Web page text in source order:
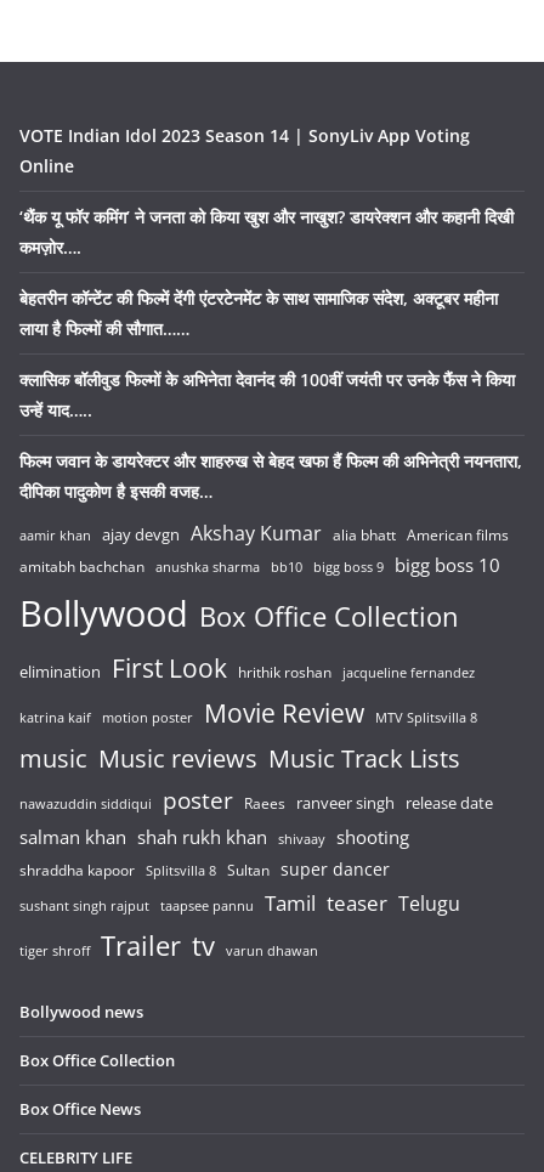
VOTE Indian Idol 2023 Season 14 | SonyLiv App Voting
Online
‘थैंक यू फॉर कमिंग’ ने जनता को किया खुश और नाखुश? डायरेक्शन और कहानी दिखी
कमज़ोर….
बेहतरीन कॉन्टेंट की फिल्में देंगी एंटरटेनमेंट के साथ सामाजिक संदेश, अक्टूबर महीना
लाया है फिल्मों की सौगात……
क्लासिक बॉलीवुड फिल्मों के अभिनेता देवानंद की 100वीं जयंती पर उनके फैंस ने किया
उन्हें याद…..
फिल्म जवान के डायरेक्टर और शाहरुख से बेहद खफा हैं फिल्म की अभिनेत्री नयनतारा,
दीपिका पादुकोण है इसकी वजह…
aamir khan ajay devgn Akshay Kumar alia bhatt American films
amitabh bachchan anushka sharma bb10 bigg boss 9 bigg boss 10
Bollywood Box Office Collection
elimination First Look hrithik roshan jacqueline fernandez
katrina kaif motion poster Movie Review MTV Splitsvilla 8
music Music reviews Music Track Lists
nawazuddin siddiqui poster Raees ranveer singh release date
salman khan shah rukh khan shivaay shooting
shraddha kapoor Splitsvilla 8 Sultan super dancer
sushant singh rajput taapsee pannu Tamil teaser Telugu
tiger shroff Trailer tv varun dhawan
Bollywood news
Box Office Collection
Box Office News
CELEBRITY LIFE